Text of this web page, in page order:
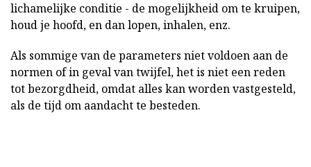
lichamelijke conditie - de mogelijkheid om te kruipen,
houd je hoofd, en dan lopen, inhalen, enz.
Als sommige van de parameters niet voldoen aan de
normen of in geval van twijfel, het is niet een reden
tot bezorgdheid, omdat alles kan worden vastgesteld,
als de tijd om aandacht te besteden.